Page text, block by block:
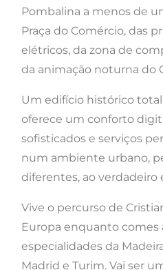
Pombalina a menos de
Praça do Comércio, das
elétricos, da zona de
da animação noturna do
Um edifício histórico
oferece um conforto
sofisticados e serviços
num ambiente urbano,
diferentes, ao verdadeiro
Vive o percurso de
Europa enquanto comes
especialidades da
Madrid e Turim. Vai ser